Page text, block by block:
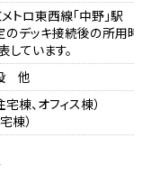
メトロ東西線「中野」
デッキ接続後の所用時
しています。
他
宅棟、オフィス棟）
棟）